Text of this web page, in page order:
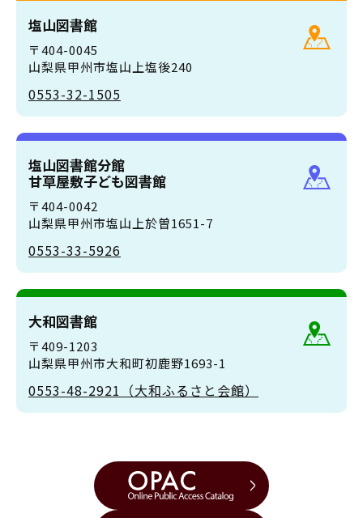
塩山図書館
〒404-0045
山梨県甲州市塩山上塩後240
0553-32-1505
塩山図書館分館
甘草屋敷子ども図書館
〒404-0042
山梨県甲州市塩山上於曽1651-7
0553-33-5926
大和図書館
〒409-1203
山梨県甲州市大和町初鹿野1693-1
0553-48-2921（大和ふるさと会館）